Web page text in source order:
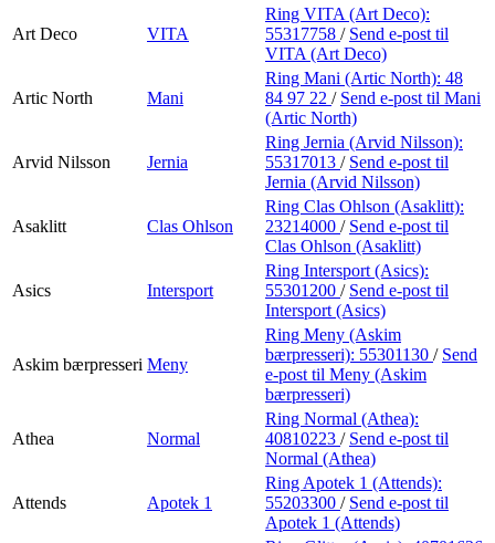
Art Deco VITA
Ring VITA (Art Deco):
55317758 / Send e-post til
VITA (Art Deco)
Artic North Mani
Ring Mani (Artic North): 48
84 97 22 / Send e-post til Mani
(Artic North)
Arvid Nilsson Jernia
Ring Jernia (Arvid Nilsson):
55317013 / Send e-post til
Jernia (Arvid Nilsson)
Asaklitt Clas Ohlson
Ring Clas Ohlson (Asaklitt):
23214000 / Send e-post til
Clas Ohlson (Asaklitt)
Asics Intersport
Ring Intersport (Asics):
55301200 / Send e-post til
Intersport (Asics)
Askim bærpresseri Meny
Ring Meny (Askim
bærpresseri): 55301130 / Send
e-post til Meny (Askim
bærpresseri)
Athea Normal
Ring Normal (Athea):
40810223 / Send e-post til
Normal (Athea)
Attends Apotek 1
Ring Apotek 1 (Attends):
55203300 / Send e-post til
Apotek 1 (Attends)